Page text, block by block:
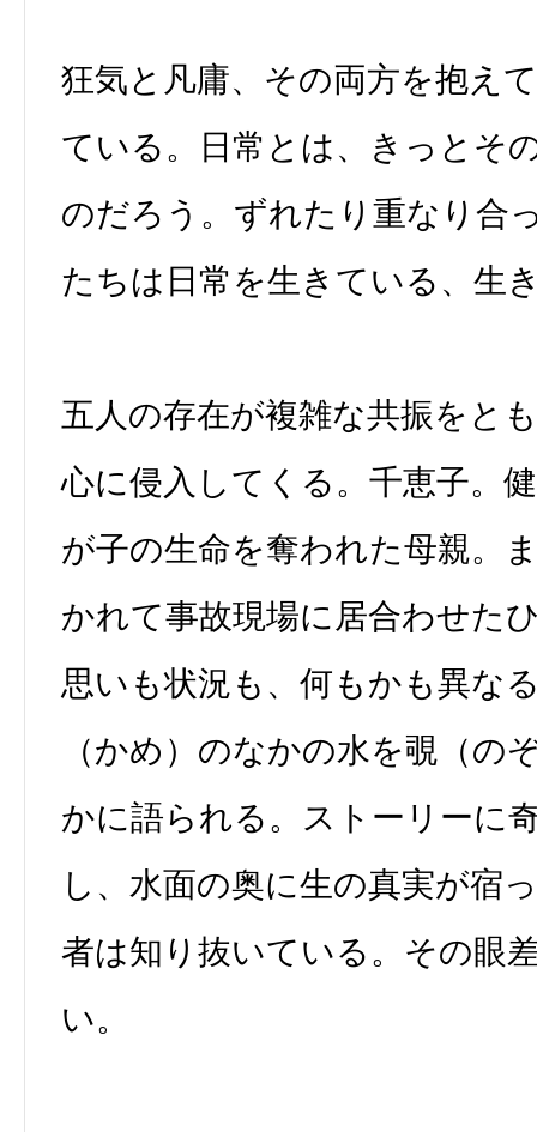
狂気と凡庸、その両方を抱え
ている。日常とは、きっとそ
のだろう。ずれたり重なり合
たちは日常を生きている、生
五人の存在が複雑な共振をと
心に侵入してくる。千恵子。
が子の生命を奪われた母親。
かれて事故現場に居合わせた
思いも状況も、何もかも異な
（かめ）のなかの水を覗（の
かに語られる。ストーリーに
し、水面の奥に生の真実が宿
者は知り抜いている。その眼
い。